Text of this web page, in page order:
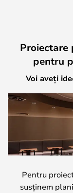
pentru
Voi aveți
Pentru
susținem